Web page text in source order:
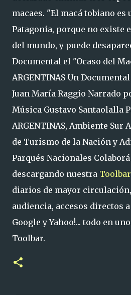
macaes. "El macá tobiano es
Patagonia, porque no existe
del mundo, y puede
Documental el "Ocaso del
ARGENTINAS Un
Juan María Raggio Narrado
Música Gustavo Santaolalla
ARGENTINAS, Ambiente
de Turismo de la Nación y
Parqués Nacionales
descargando nuestra Toolbar
diarios de mayor
audiencia, accesos directos
Google y Yahoo!... todo en
Toolbar.